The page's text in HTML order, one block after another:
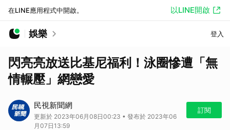
在LINE應用程式中開啟。 以LINE開啟
娛樂 登入
閃亮亮放送比基尼福利！泳圈慘遭「無
情輾壓」網戀愛
民視新聞網
更新於 2023年06月08日00:23 • 發布於 2023年06
月07日13:59
訂閱